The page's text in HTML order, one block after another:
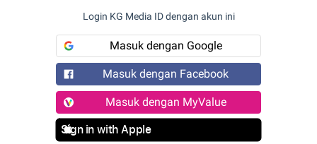
Login KG Media ID dengan akun ini
Masuk dengan Google
Masuk dengan Facebook
Masuk dengan MyValue
Sign in with Apple